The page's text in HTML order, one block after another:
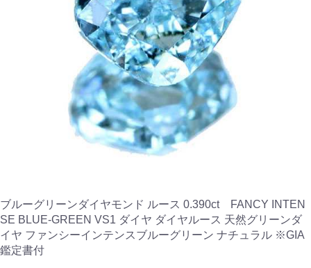
ブルーグリーンダイヤモンド ルース 0.390ct FANCY INTEN
SE BLUE-GREEN VS1 ダイヤ ダイヤルース 天然グリーンダ
イヤ ファンシーインテンスブルーグリーン ナチュラル ※GIA
鑑定書付